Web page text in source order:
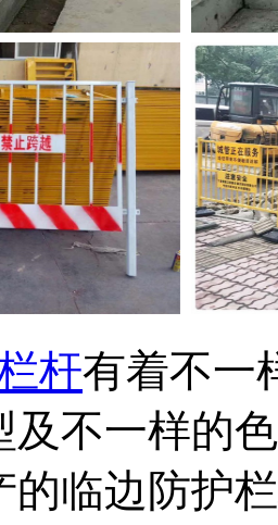
杆有着不一
及不一样的
的临边防护